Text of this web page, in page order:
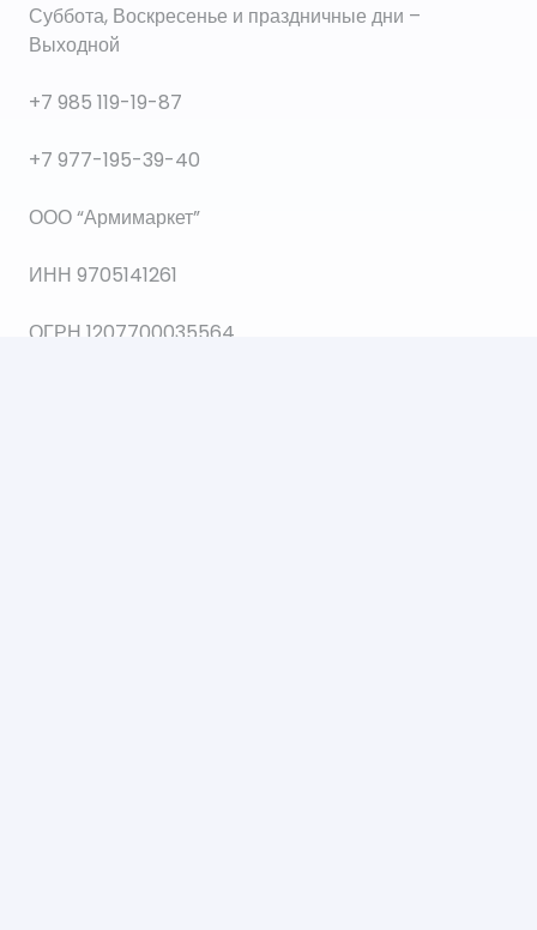
Суббота, Воскресенье и праздничные дни –
Выходной
+7 985 119-19-87
+7 977-195-39-40
ООО “Армимаркет”
ИНН 9705141261
ОГРН 1207700035564